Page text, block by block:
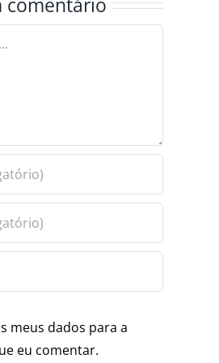
COM
PRISÕES E
meus dados para a
eu comentar.